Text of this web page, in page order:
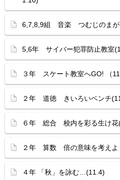
6,7,8,9組 音楽 つむじのまが
5,6年 サイバー犯罪防止教室
３年 スケート教室へGO! （
２年 道徳 きいろいベンチ
６年 総合 校内を彩る生け花
２年 算数 倍の意味を考えよ
４年 「秋」を詠む…(11.4)